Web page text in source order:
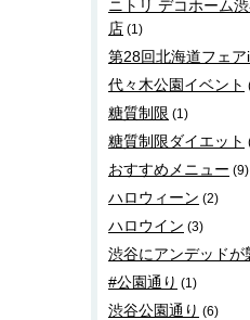
ニトリ デコホーム
店 (1)
第28回北海道フェア
代々木公園イベント
糖質制限 (1)
糖質制限ダイエット
おすすめメニュー (9)
ハロウィーン (2)
ハロウイン (3)
渋谷にアンデッドが
#公園通り (1)
渋谷公園通り (6)